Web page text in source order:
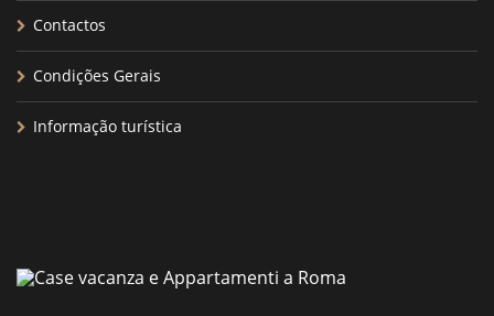
Contactos
Condições Gerais
Informação turística